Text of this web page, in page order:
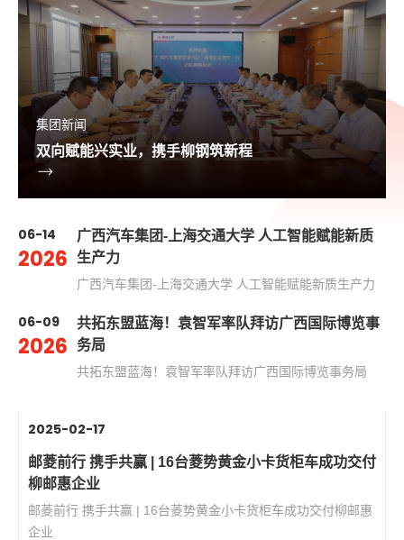
集团新闻
双向赋能兴实业，携手柳钢筑新程
06-14
2026
广西汽车集团-上海交通大学 人工智能赋能新质
生产力
广西汽车集团-上海交通大学 人工智能赋能新质生产力
06-09
2026
共拓东盟蓝海！袁智军率队拜访广西国际博览事
务局
共拓东盟蓝海！袁智军率队拜访广西国际博览事务局
2025-02-17
邮菱前行 携手共赢 | 16台菱势黄金小卡货柜车成功交付
柳邮惠企业
邮菱前行 携手共赢 | 16台菱势黄金小卡货柜车成功交付柳邮惠
企业